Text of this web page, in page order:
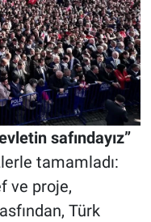
safındayız”
tamamladı:
ve proje,
Türk